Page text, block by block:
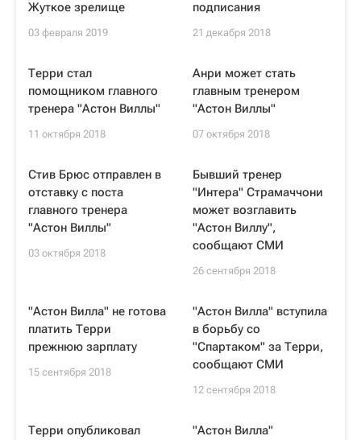
Жуткое зрелище
03 февраля 2019
подписания
21 декабря 2018
Терри стал
помощником главного
тренера "Астон Виллы"
11 октября 2018
Анри может стать
главным тренером
"Астон Виллы"
07 октября 2018
Стив Брюс отправлен в
отставку с поста
главного тренера
"Астон Виллы"
03 октября 2018
Бывший тренер
"Интера" Страмаччони
может возглавить
"Астон Виллу",
сообщают СМИ
26 сентября 2018
"Астон Вилла" не готова
платить Терри
прежнюю зарплату
15 сентября 2018
"Астон Вилла" вступила
в борьбу со
"Спартаком" за Терри,
сообщают СМИ
12 сентября 2018
Терри опубликовал
"Астон Вилла"